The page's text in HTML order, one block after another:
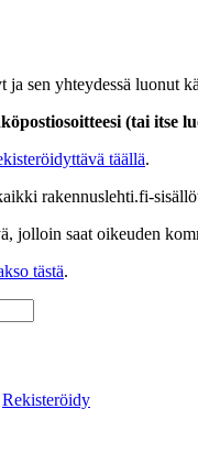
ja sen yhteydessä luonut
(tai itse
täällä.
rakennuslehti.fi-
jolloin saat oikeuden
tästä.
Rekisteröidy